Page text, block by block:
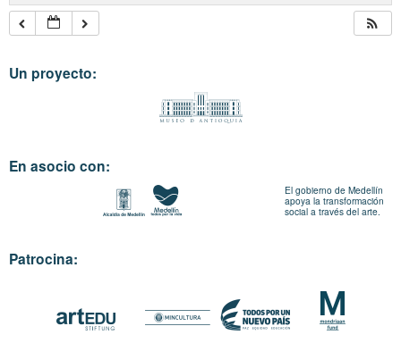
Un proyecto:
En asocio con:
El gobierno de Medellín
apoya la transformación
social a través del arte.
Patrocina: